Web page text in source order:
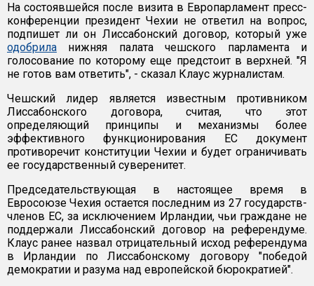
На состоявшейся после визита в Европарламент пресс-
конференции президент Чехии не ответил на вопрос,
подпишет ли он Лиссабонский договор, который уже
одобрила нижняя палата чешского парламента и
голосование по которому еще предстоит в верхней. "Я
не готов вам ответить", - сказал Клаус журналистам.
Чешский лидер является известным противником
Лиссабонского договора, считая, что этот
определяющий принципы и механизмы более
эффективного функционирования ЕС документ
противоречит конституции Чехии и будет ограничивать
ее государственный суверенитет.
Председательствующая в настоящее время в
Евросоюзе Чехия остается последним из 27 государств-
членов ЕС, за исключением Ирландии, чьи граждане не
поддержали Лиссабонский договор на референдуме.
Клаус ранее назвал отрицательный исход референдума
в Ирландии по Лиссабонскому договору "победой
демократии и разума над европейской бюрократией".